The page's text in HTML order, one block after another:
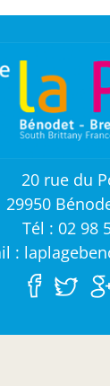
20 rue du
29950
Tél : 02 98
: